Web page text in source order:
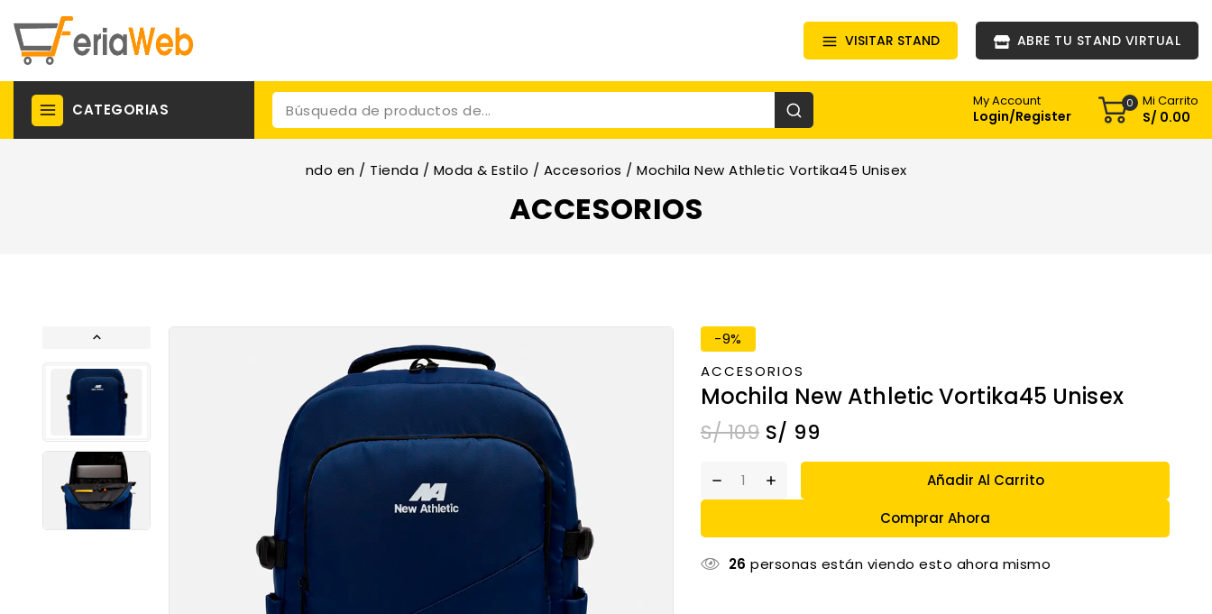
VISITAR STAND ABRE TU STAND VIRTUAL
CATEGORIAS My Account
Login/Register
0 Mi Carrito
S/ 0.00
ndo en / Tienda / Moda & Estilo / Accesorios / Mochila New Athletic Vortika45 Unisex
ACCESORIOS
-9%
ACCESORIOS
Mochila New Athletic Vortika45 Unisex
S/109 S/ 99
Añadir Al Carrito
Comprar Ahora
26 personas están viendo esto ahora mismo